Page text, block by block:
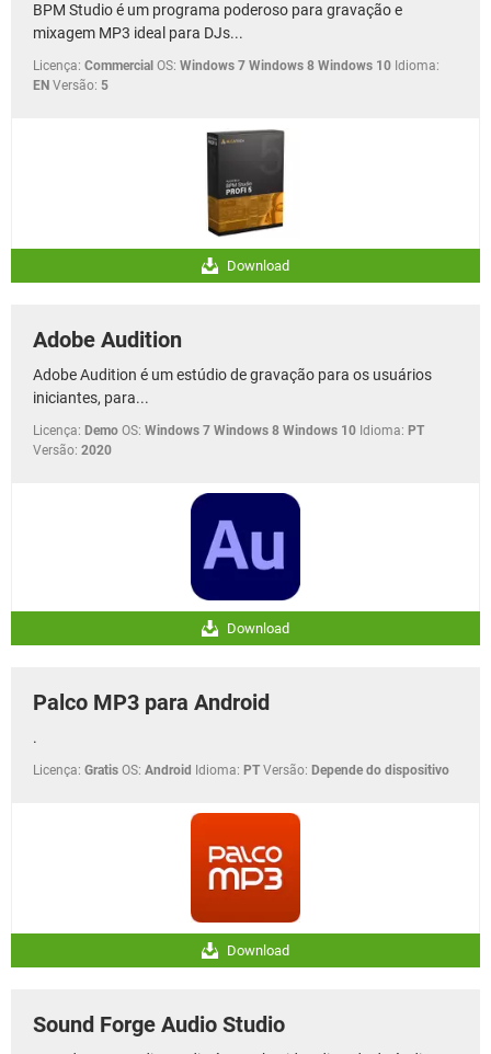
BPM Studio é um programa poderoso para gravação e
mixagem MP3 ideal para DJs...
Licença: Commercial OS: Windows 7 Windows 8 Windows 10 Idioma:
EN Versão: 5
Download
Adobe Audition
Adobe Audition é um estúdio de gravação para os usuários
iniciantes, para...
Licença: Demo OS: Windows 7 Windows 8 Windows 10 Idioma: PT
Versão: 2020
Download
Palco MP3 para Android
.
Licença: Gratis OS: Android Idioma: PT Versão: Depende do dispositivo
Download
Sound Forge Audio Studio